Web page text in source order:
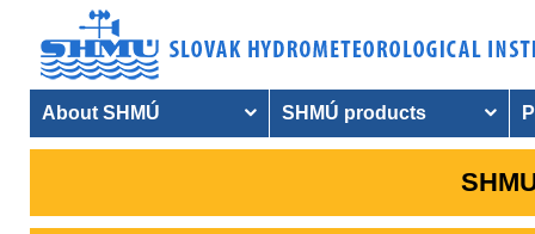
About SHMÚ SHMÚ products